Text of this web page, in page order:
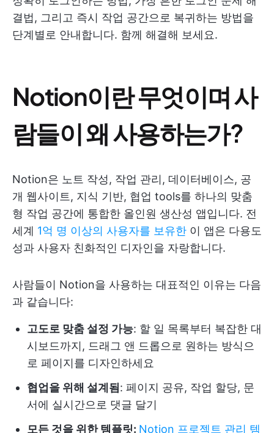
결법, 그리고 즉시 작업 공간으로 복귀하는 방법을
단계별로 안내합니다. 함께 해결해 보세요.
Notion이란 무엇이며 사
람들이 왜 사용하는가?
Notion은 노트 작성, 작업 관리, 데이터베이스, 공
개 웹사이트, 지식 기반, 협업 tools를 하나의 맞춤
형 작업 공간에 통합한 올인원 생산성 앱입니다. 전
세계 1억 명 이상의 사용자를 보유한 이 앱은 다용도
성과 사용자 친화적인 디자인을 자랑합니다.
사람들이 Notion을 사용하는 대표적인 이유는 다음
과 같습니다:
고도로 맞춤 설정 가능: 할 일 목록부터 복잡한 대
시보드까지, 드래그 앤 드롭으로 원하는 방식으
로 페이지를 디자인하세요
협업을 위해 설계됨 : 페이지 공유, 작업 할당, 문
서에 실시간으로 댓글 달기
모든 것을 위한 템플릿: Notion 프로젝트 관리 템